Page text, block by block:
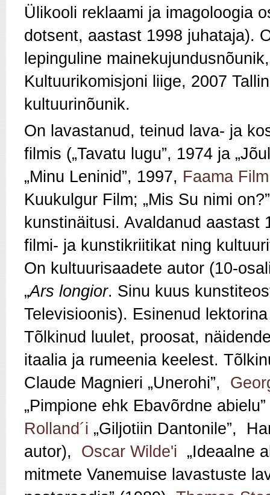
Ülikooli reklaami ja imagoloogia
dotsent, aastast 1998 juhataja).
lepinguline
Kultuurikomisjoni liige, 2007
kultuurinõunik.
On lavastanud, teinud lava- ja
filmis („Tavatu lugu”, 1974 ja
„Minu Leninid”, 1997, Faama Film
Kuukulgur Film; „Mis Su nimi
kunstinäitusi. Avaldanud
filmi- ja kunstikriitikat ning
On kultuurisaadete autor (10-
„Ars longior. Sinu kuus
Televisioonis). Esinenud
Tõlkinud luulet, proosat,
itaalia ja rumeenia keelest.
Claude Magnieri „Unerohi”,
„Pimpione ehk Ebavõrdne
Rolland´i „Giljotiin Dantonile”,
autor), Oscar Wilde'i „Ideaalne
mitmete Vanemuise lavastuste